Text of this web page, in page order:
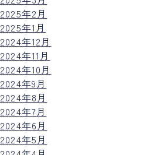
2025年2月
2025年1月
2024年12月
2024年11月
2024年10月
2024年9月
2024年8月
2024年7月
2024年6月
2024年5月